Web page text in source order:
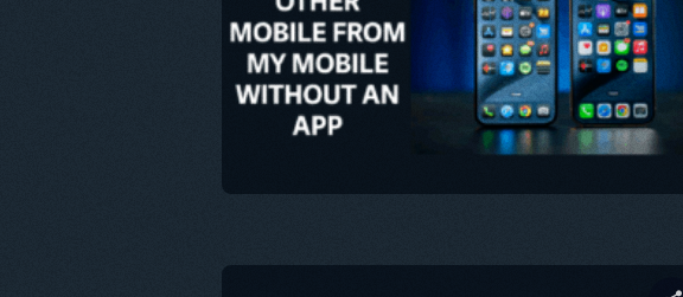
Facebook 링크 복사